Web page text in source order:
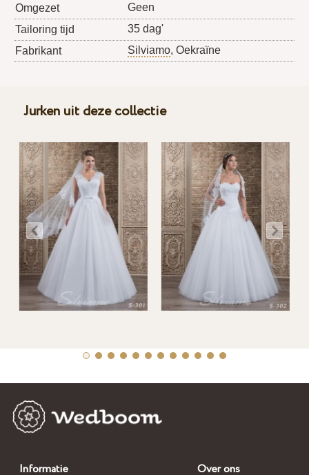
Omgezet
Geen
Tailoring tijd
35 dag'
Fabrikant
Silviamo, Oekraïne
Jurken uit deze collectie
Informatie Over ons